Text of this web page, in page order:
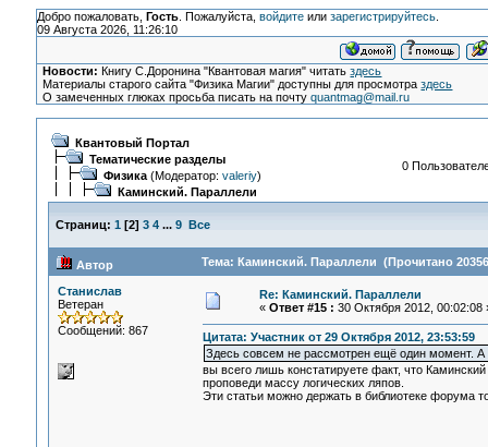
Добро пожаловать, Гость. Пожалуйста, войдитеили зарегистрируйтесь.
09 Августа 2026, 11:26:10
Новости: Книгу С.Доронина "Квантовая магия" читатьздесь
Материалы старого сайта "Физика Магии" доступны для просмотраздесь
О замеченных глюках просьба писать на почтуquantmag@mail.ru
Квантовый Портал
Тематические разделы
Физика(Модератор: valeriy)
Каминский. Параллели
0
Страниц: 1 [2] 3 4 ... 9 Все
Автор Тема: Каминский. Параллели (Прочитано
Станислав
Ветеран
Сообщений: 867
Re: Каминский. Параллели
« Ответ #15 : 30 Октября 2012, 00:02:08
Цитата: Участник от 29 Октября 2012, 23:53:59
Здесь совсем не рассмотрен ещё один момент.
вы всего лишь констатируете факт, что
проповеди массу логических ляпов.
Эти статьи можно держать в библиотеке форума